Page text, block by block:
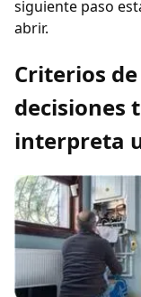
siguiente paso
abrir.
Criterios
decisiones
interpreta